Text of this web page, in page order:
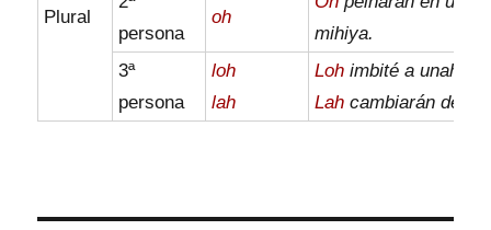
Plural
persona
oh
mihiya.
3ª
persona
loh
lah
Loh imbité a unah
Lah cambiarán de